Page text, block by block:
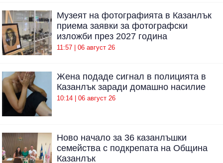
Музеят на фотографията в Казанлък
приема заявки за фотографски
изложби през 2027 година
11:57 | 06 август 26
Жена подаде сигнал в полицията в
Казанлък заради домашно насилие
10:14 | 06 август 26
Ново начало за 36 казанлъшки
семейства с подкрепата на Община
Казанлък